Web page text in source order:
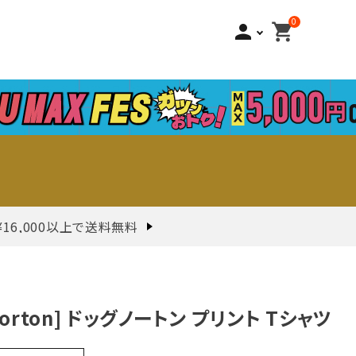
person 0
shopping_cart
以上で送料無料
ドッグノートン プリント Tシャツ